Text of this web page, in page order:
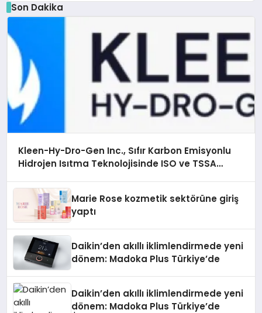
Son Dakika
Kleen-Hy-Dro-Gen Inc., Sıfır Karbon Emisyonlu
Hidrojen Isıtma Teknolojisinde ISO ve TSSA
Marie Rose kozmetik sektörüne giriş
yaptı
Daikin’den akıllı iklimlendirmede yeni
dönem: Madoka Plus Türkiye’de
Daikin’den akıllı iklimlendirmede yeni
dönem: Madoka Plus Türkiye’de